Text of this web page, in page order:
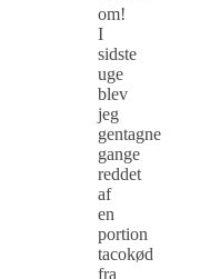
om!
I
sidste
uge
blev
jeg
gentagne
gange
reddet
af
en
portion
tacokød
fra